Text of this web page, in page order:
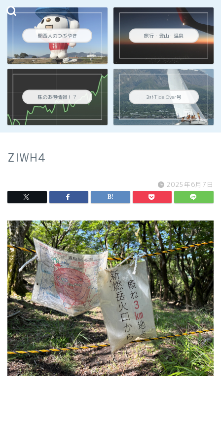
関西人のつぶやき 旅行・登山・温泉
株のお得情報！？ ﾖｯﾄTide Over号
ZIWH4
2025年6月7日